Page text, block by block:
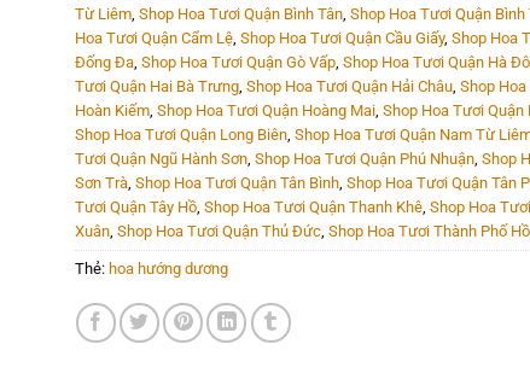
Từ Liêm, Shop Hoa Tươi Quận Bình Tân, Shop Hoa Tươi Quận Bình
Hoa Tươi Quận Cẩm Lệ, Shop Hoa Tươi Quận Cầu Giấy, Shop Hoa
Đống Đa, Shop Hoa Tươi Quận Gò Vấp, Shop Hoa Tươi Quận Hà
Tươi Quận Hai Bà Trưng, Shop Hoa Tươi Quận Hải Châu, Shop
Hoàn Kiếm, Shop Hoa Tươi Quận Hoàng Mai, Shop Hoa Tươi Quận
Shop Hoa Tươi Quận Long Biên, Shop Hoa Tươi Quận Nam Từ
Tươi Quận Ngũ Hành Sơn, Shop Hoa Tươi Quận Phú Nhuận, Shop
Sơn Trà, Shop Hoa Tươi Quận Tân Bình, Shop Hoa Tươi Quận Tân
Tươi Quận Tây Hồ, Shop Hoa Tươi Quận Thanh Khê, Shop Hoa
Xuân, Shop Hoa Tươi Quận Thủ Đức, Shop Hoa Tươi Thành Phố
Thẻ: hoa hướng dương